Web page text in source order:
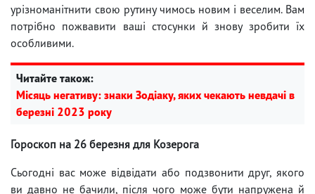
урізноманітнити свою рутину чимось новим і веселим. Вам
потрібно пожвавити ваші стосунки й знову зробити їх
особливими.
Читайте також:
Місяць негативу: знаки Зодіаку, яких чекають невдачі в
березні 2023 року
Гороскоп на 26 березня для Козерога
Сьогодні вас може відвідати або подзвонити друг, якого
ви давно не бачили, після чого може бути напружена й